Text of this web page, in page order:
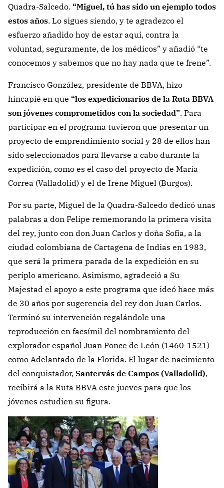
Quadra-Salcedo. “Miguel, tú has sido un ejemplo todos
estos años. Lo sigues siendo, y te agradezco el
esfuerzo añadido hoy de estar aquí, contra la
voluntad, seguramente, de los médicos” y añadió “te
conocemos y sabemos que no hay nada que te frene”.
Francisco González, presidente de BBVA, hizo
hincapié en que “los expedicionarios de la Ruta BBVA
son jóvenes comprometidos con la sociedad”. Para
participar en el programa tuvieron que presentar un
proyecto de emprendimiento social y 28 de ellos han
sido seleccionados para llevarse a cabo durante la
expedición, como es el caso del proyecto de María
Correa (Valladolid) y el de Irene Miguel (Burgos).
Por su parte, Miguel de la Quadra-Salcedo dedicó unas
palabras a don Felipe rememorando la primera visita
del rey, junto con don Juan Carlos y doña Sofía, a la
ciudad colombiana de Cartagena de Indias en 1983,
que será la primera parada de la expedición en su
periplo americano. Asimismo, agradeció a Su
Majestad el apoyo a este programa que ideó hace más
de 30 años por sugerencia del rey don Juan Carlos.
Terminó su intervención regalándole una
reproducción en facsímil del nombramiento del
explorador español Juan Ponce de León (1460-1521)
como Adelantado de la Florida. El lugar de nacimiento
del conquistador, Santervás de Campos (Valladolid),
recibirá a la Ruta BBVA este jueves para que los
jóvenes estudien su figura.